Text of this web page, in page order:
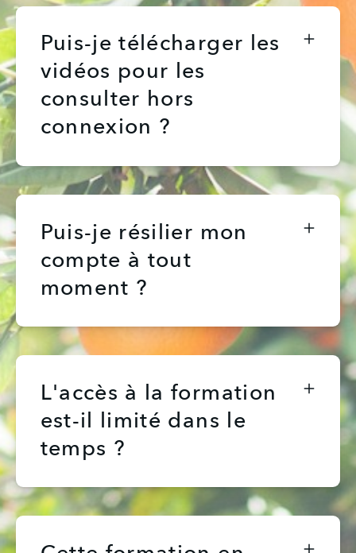
Puis-je télécharger les
vidéos pour les
consulter hors
connexion ?
Puis-je résilier mon
compte à tout
moment ?
L'accès à la formation
est-il limité dans le
temps ?